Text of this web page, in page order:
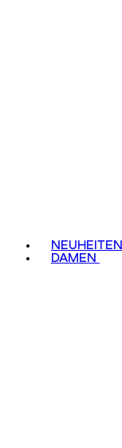
NEUHEITEN
DAMEN